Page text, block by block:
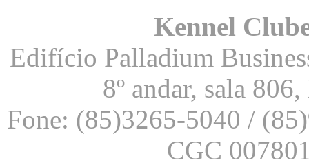
Kennel
Edifício Palladium
8º andar, sala
Fone: (85)3265-5040 /
CGC